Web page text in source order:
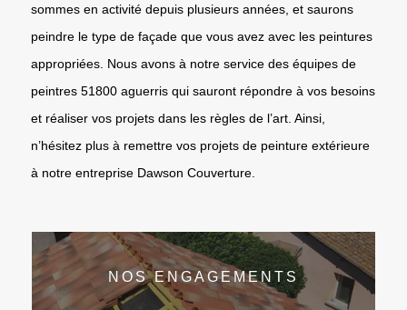
sommes en activité depuis plusieurs années, et saurons
peindre le type de façade que vous avez avec les peintures
appropriées. Nous avons à notre service des équipes de
peintres 51800 aguerris qui sauront répondre à vos besoins
et réaliser vos projets dans les règles de l’art. Ainsi,
n’hésitez plus à remettre vos projets de peinture extérieure
à notre entreprise Dawson Couverture.
NOS ENGAGEMENTS